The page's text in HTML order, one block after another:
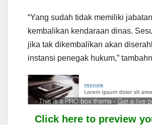
“Yang sudah tidak memiliki
kembalikan kendaraan dinas.
jika tak dikembalikan akan
instansi penegak hukum,”
Click here to preview